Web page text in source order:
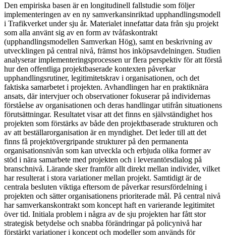
Den empiriska basen är en longitudinell fallstudie som följer
implementeringen av en ny samverkansinriktad upphandlingsmodell
i Trafikverket under sju år. Materialet innefattar data från sju projekt
som alla använt sig av en form av tvåfaskontrakt
(upphandlingsmodellen Samverkan Hög), samt en beskrivning av
utvecklingen på central nivå, främst hos inköpsavdelningen. Studien
analyserar implementeringsprocessen ur flera perspektiv för att förstå
hur den offentliga projektbaserade kontexten påverkar
upphandlingsrutiner, legitimitetskrav i organisationen, och det
faktiska samarbetet i projekten. Avhandlingen har en praktiknära
ansats, där intervjuer och observationer fokuserar på individernas
förståelse av organisationen och deras handlingar utifrån situationens
förutsättningar. Resultatet visar att det finns en självständighet hos
projekten som förstärks av både den projektbaserade strukturen och
av att beställarorganisation är en myndighet. Det leder till att det
finns få projektövergripande strukturer på den permanenta
organisationsnivån som kan utveckla och erbjuda olika former av
stöd i nära samarbete med projekten och i leverantörsdialog på
branschnivå. Lärande sker framför allt direkt mellan individer, vilket
har resulterat i stora variationer mellan projekt. Samtidigt är de
centrala besluten viktiga eftersom de påverkar resursfördelning i
projekten och sätter organisationens prioriterade mål. På central nivå
har samverkanskontrakt som koncept haft en varierande legitimitet
över tid. Initiala problem i några av de sju projekten har fått stor
strategisk betydelse och snabba förändringar på policynivå har
förstärkt variationer i koncept och modeller som används för